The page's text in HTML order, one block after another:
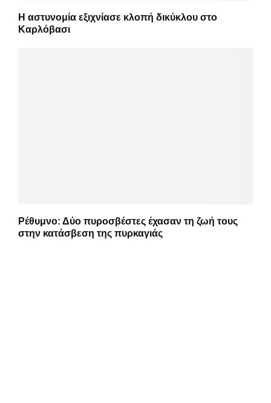
Η αστυνομία εξιχνίασε κλοπή δικύκλου στο
Καρλόβασι
Ρέθυμνο: Δύο πυροσβέστες έχασαν τη ζωή τους
στην κατάσβεση της πυρκαγιάς